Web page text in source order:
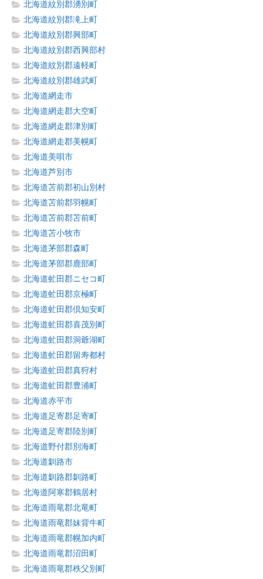
北海道紋別郡湧別町
北海道紋別郡滝上町
北海道紋別郡興部町
北海道紋別郡西興部村
北海道紋別郡遠軽町
北海道紋別郡雄武町
北海道網走市
北海道網走郡大空町
北海道網走郡津別町
北海道網走郡美幌町
北海道美唄市
北海道芦別市
北海道苫前郡初山別村
北海道苫前郡羽幌町
北海道苫前郡苫前町
北海道苫小牧市
北海道茅部郡森町
北海道茅部郡鹿部町
北海道虻田郡ニセコ町
北海道虻田郡京極町
北海道虻田郡倶知安町
北海道虻田郡喜茂別町
北海道虻田郡洞爺湖町
北海道虻田郡留寿都村
北海道虻田郡真狩村
北海道虻田郡豊浦町
北海道赤平市
北海道足寄郡足寄町
北海道足寄郡陸別町
北海道野付郡別海町
北海道釧路市
北海道釧路郡釧路町
北海道阿寒郡鶴居村
北海道雨竜郡北竜町
北海道雨竜郡妹背牛町
北海道雨竜郡幌加内町
北海道雨竜郡沼田町
北海道雨竜郡秩父別町